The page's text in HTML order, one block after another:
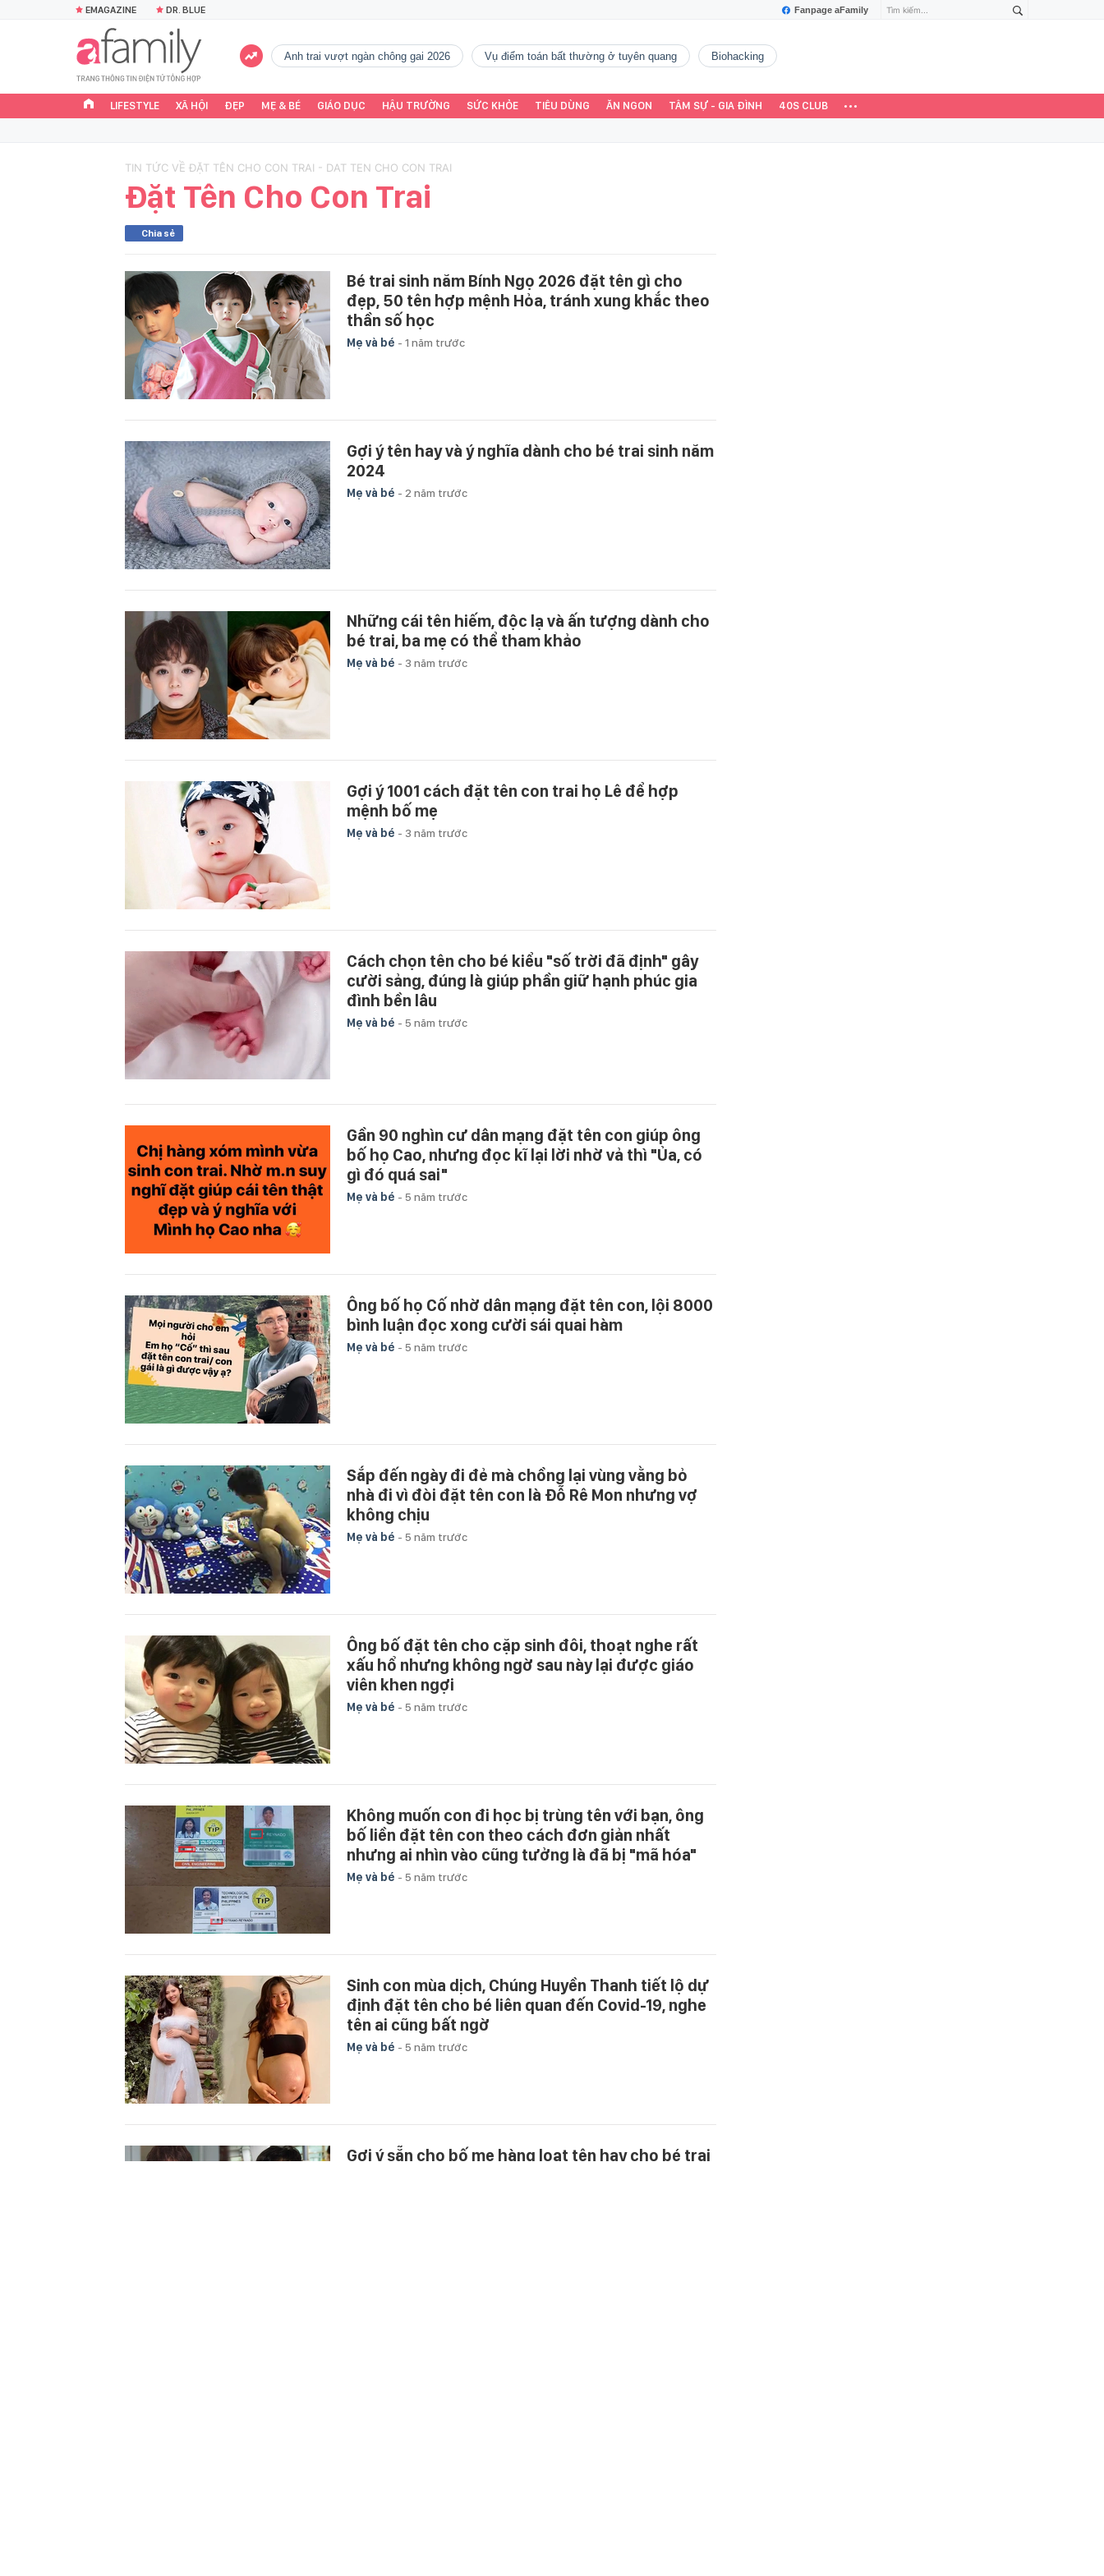
Fanpage aFamily
EMAGAZINE DR. BLUE
Anh trai vượt ngàn chông gai 2026 vụ điểm toán bất thường ở tuyên quang Biohacking
LIFESTYLE XÃ HỘI ĐẸP MẸ & BÉ GIÁO DỤC HẬU TRƯỜNG SỨC KHỎE TIÊU DÙNG ĂN NGON TÂM SỰ - GIA ĐÌNH 40S CLUB
TIN TỨC VỀ ĐẶT TÊN CHO CON TRAI - DAT TEN CHO CON TRAI
Đặt Tên Cho Con Trai
Chia sẻ
Bé trai sinh năm Bính Ngọ 2026 đặt tên gì cho
đẹp, 50 tên hợp mệnh Hỏa, tránh xung khắc theo
thần số học
Mẹ và bé - 1 năm trước
Gợi ý tên hay và ý nghĩa dành cho bé trai sinh năm
2024
Mẹ và bé - 2 năm trước
Những cái tên hiếm, độc lạ và ấn tượng dành cho
bé trai, ba mẹ có thể tham khảo
Mẹ và bé - 3 năm trước
Gợi ý 1001 cách đặt tên con trai họ Lê để hợp
mệnh bố mẹ
Mẹ và bé - 3 năm trước
Cách chọn tên cho bé kiểu "số trời đã định" gây
cười sảng, đúng là giúp phần giữ hạnh phúc gia
đình bền lâu
Mẹ và bé - 5 năm trước
Gần 90 nghìn cư dân mạng đặt tên con giúp ông
bố họ Cao, nhưng đọc kĩ lại lời nhờ vả thì "Ủa, có
gì đó quá sai"
Mẹ và bé - 5 năm trước
Ông bố họ Cố nhờ dân mạng đặt tên con, lội 8000
bình luận đọc xong cười sái quai hàm
Mẹ và bé - 5 năm trước
Sắp đến ngày đi đẻ mà chồng lại vùng vằng bỏ
nhà đi vì đòi đặt tên con là Đỗ Rê Mon nhưng vợ
không chịu
Mẹ và bé - 5 năm trước
Ông bố đặt tên cho cặp sinh đôi, thoạt nghe rất
xấu hổ nhưng không ngờ sau này lại được giáo
viên khen ngợi
Mẹ và bé - 5 năm trước
Không muốn con đi học bị trùng tên với bạn, ông
bố liền đặt tên con theo cách đơn giản nhất
nhưng ai nhìn vào cũng tưởng là đã bị "mã hóa"
Mẹ và bé - 5 năm trước
Sinh con mùa dịch, Chúng Huyền Thanh tiết lộ dự
định đặt tên cho bé liên quan đến Covid-19, nghe
tên ai cũng bất ngờ
Mẹ và bé - 5 năm trước
Gợi ý sẵn cho bố mẹ hàng loạt tên hay cho bé trai